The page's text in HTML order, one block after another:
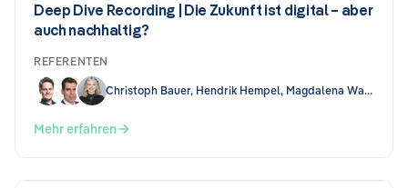
Deep Dive Recording | Die Zukunft ist digital – aber
auch nachhaltig?
REFERENTEN
Christoph Bauer, Hendrik Hempel, Magdalena Wallis
Mehr erfahren